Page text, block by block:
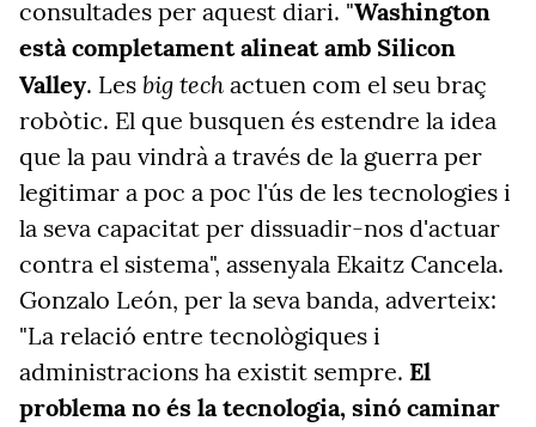
consultades per aquest diari. "Washington
està completament alineat amb Silicon
Valley. Les big tech actuen com el seu braç
robòtic. El que busquen és estendre la idea
que la pau vindrà a través de la guerra per
legitimar a poc a poc l'ús de les tecnologies i
la seva capacitat per dissuadir-nos d'actuar
contra el sistema", assenyala Ekaitz Cancela.
Gonzalo León, per la seva banda, adverteix:
"La relació entre tecnològiques i
administracions ha existit sempre. El
problema no és la tecnologia, sinó caminar